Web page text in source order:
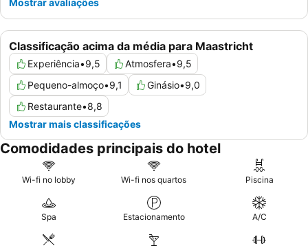
Classificação acima da média para Maastricht
Experiência•9,5 Atmosfera•9,5
Pequeno-almoço•9,1 Ginásio•9,0
Restaurante•8,8
Mostrar mais classificações
Mostrar avaliações
Comodidades principais do hotel
Wi-fi no lobby Wi-fi nos quartos Piscina
Spa Estacionamento A/C